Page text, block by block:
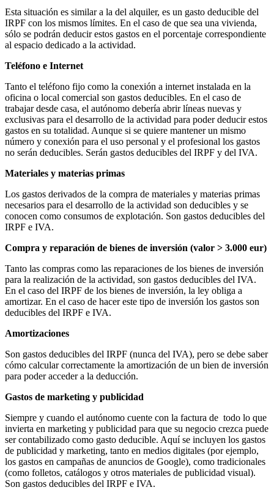
Esta situación es similar a la del alquiler, es un gasto deducible del
IRPF con los mismos límites. En el caso de que sea una vivienda,
sólo se podrán deducir estos gastos en el porcentaje correspondiente
al espacio dedicado a la actividad.
Teléfono e Internet
Tanto el teléfono fijo como la conexión a internet instalada en la
oficina o local comercial son gastos deducibles. En el caso de
trabajar desde casa, el autónomo debería abrir líneas nuevas y
exclusivas para el desarrollo de la actividad para poder deducir estos
gastos en su totalidad. Aunque si se quiere mantener un mismo
número y conexión para el uso personal y el profesional los gastos
no serán deducibles. Serán gastos deducibles del IRPF y del IVA.
Materiales y materias primas
Los gastos derivados de la compra de materiales y materias primas
necesarios para el desarrollo de la actividad son deducibles y se
conocen como consumos de explotación. Son gastos deducibles del
IRPF e IVA.
Compra y reparación de bienes de inversión (valor > 3.000 eur)
Tanto las compras como las reparaciones de los bienes de inversión
para la realización de la actividad, son gastos deducibles del IVA.
En el caso del IRPF de los bienes de inversión, la ley obliga a
amortizar. En el caso de hacer este tipo de inversión los gastos son
deducibles del IRPF e IVA.
Amortizaciones
Son gastos deducibles del IRPF (nunca del IVA), pero se debe saber
cómo calcular correctamente la amortización de un bien de inversión
para poder acceder a la deducción.
Gastos de marketing y publicidad
Siempre y cuando el autónomo cuente con la factura de todo lo que
invierta en marketing y publicidad para que su negocio crezca puede
ser contabilizado como gasto deducible. Aquí se incluyen los gastos
de publicidad y marketing, tanto en medios digitales (por ejemplo,
los gastos en campañas de anuncios de Google), como tradicionales
(como folletos, catálogos y otros materiales de publicidad visual).
Son gastos deducibles del IRPF e IVA.